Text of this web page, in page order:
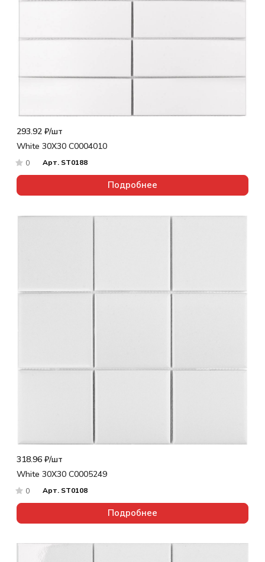
293.92 ₽/шт
White 30X30 С0004010
0 Арт. ST0188
Подробнее
318.96 ₽/шт
White 30X30 С0005249
0 Арт. ST0108
Подробнее